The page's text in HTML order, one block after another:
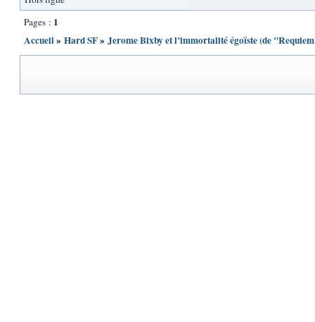
Pages : 1
Accueil» Hard SF» Jerome Bixby et l’immortalité égoïste (de